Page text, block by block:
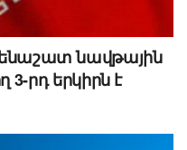
նավթային
3-րդ երկիրն է